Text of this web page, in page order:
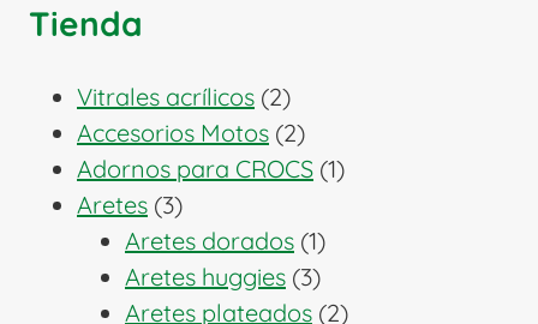
Tienda
Vitrales acrílicos 22
productos
Accesorios Motos 22
productos
Adornos para CROCS 11
Aretes 33
productos
Aretes dorados 11
producto
Aretes huggies 33
productos
Aretes plateados 22